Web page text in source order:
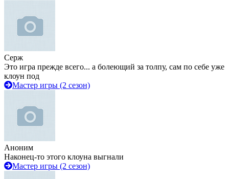
Серж
Это игра прежде всего... а болеющий за толпу, сам по себе уже
клоун под
Мастер игры (2 сезон)
Аноним
Наконец-то этого клоуна выгнали
Мастер игры (2 сезон)